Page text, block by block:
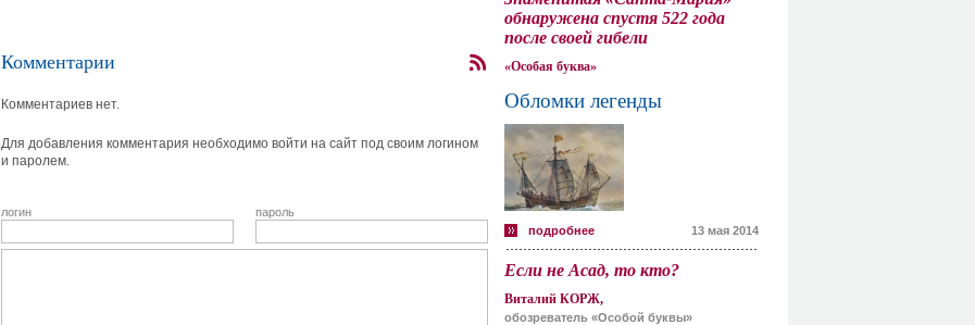
Комментарии
Комментариев нет.
Для добавления комментария необходимо войти на сайт под своим логином
и паролем.
логин пароль
обнаружена спустя 522 года
после своей гибели
«Особая буква»
Обломки легенды
подробнее 13 мая 2014
Если не Асад, то кто?
Виталий КОРЖ,
обозреватель «Особой буквы»